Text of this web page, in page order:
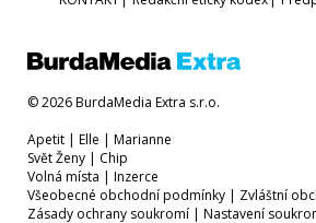
© 2026 BurdaMedia Extra s.r.o.
Apetit
Elle
Marianne
Svět Ženy
Chip
Volná místa
Inzerce
Všeobecné obchodní podmínky
Zvláštní
Zásady ochrany soukromí
Nastavení